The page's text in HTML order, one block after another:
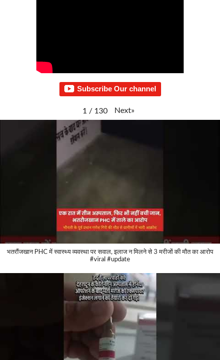
Subscribe Our channel
1 / 130 Next»
भतरौंजखान PHC में स्वास्थ्य व्यवस्था पर सवाल, इलाज न मिलने से 3 मरीजों की मौत का आरोप
#viral #update